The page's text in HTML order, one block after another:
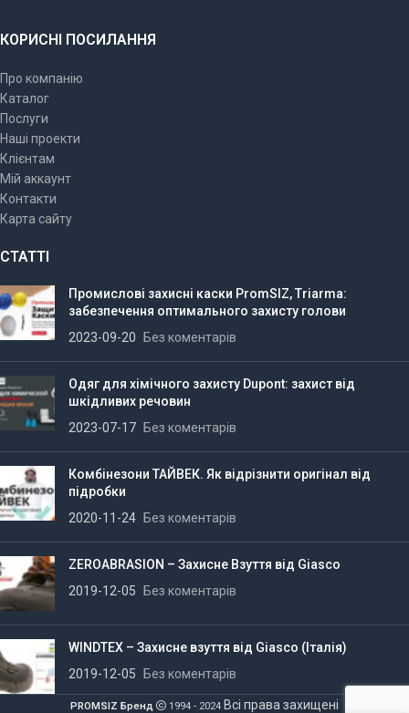
КОРИСНІ ПОСИЛАННЯ
Про компанію
Каталог
Послуги
Наші проекти
Клієнтам
Мій аккаунт
Контакти
Карта сайту
СТАТТІ
Промислові захисні каски PromSIZ, Triarma:
забезпечення оптимального захисту голови
2023-09-20
Без коментарів
Одяг для хімічного захисту Dupont: захист від
шкідливих речовин
2023-07-17
Без коментарів
Комбінезони ТАЙВЕК. Як відрізнити оригінал від
підробки
2020-11-24
Без коментарів
ZEROABRASION – Захисне Взуття від Giasco
2019-12-05
Без коментарів
WINDTEX – Захисне взуття від Giasco (Італія)
2019-12-05
Без коментарів
PROMSIZ Бренд 1994 - 2024 Всі права захищені